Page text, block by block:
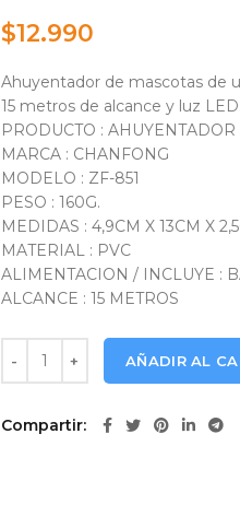
$12.990
Ahuyentador de mascotas de
15 metros de alcance y luz
PRODUCTO :
MARCA : CHANFONG
MODELO : ZF-851
PESO : 160G.
MEDIDAS : 4,9CM X 13CM X
MATERIAL : PVC
ALIMENTACION / INCLUYE :
ALCANCE : 15 METROS
Ahuyentador-Adiestrador
AÑADIR AL
Compartir